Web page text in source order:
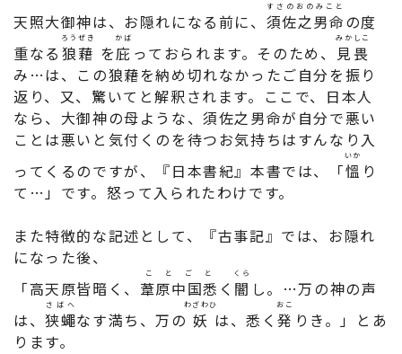
天照大御神は、お隠れになる前に、 須佐之男命
すさのおのみこと
の度
重なる 狼藉
ろうぜき
を庇
かば
っておられます。そのため、 見畏
みかしこ
み…は、この狼藉を納め切れなかったご自分を振り
返り、又、驚いてと解釈されます。ここで、日本人
なら、大御神の母ような、須佐之男命が自分で悪い
ことは悪いと気付くのを待つお気持ちはすんなり入
ってくるのですが、『日本書紀』本書では、「慍
いか
り
て…」です。怒って入られたわけです。
また特徴的な記述として、『古事記』では、お隠れ
になった後、
「高天原皆暗く、 葦原中国悉
ことごと
く 闇
くら
し。…万の神の声
は、狭蠅
さばへ
なす満ち、万の 妖
わざわひ
は、悉く発
おこ
りき。」とあ
ります。